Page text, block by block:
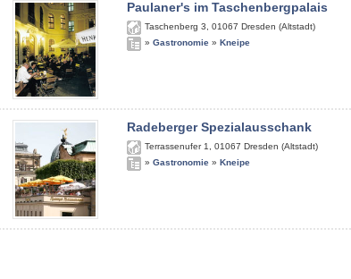
Paulaner's im Taschenbergpalais
Taschenberg 3 01067 Dresden (Altstadt)
» Gastronomie » Kneipe
Radeberger Spezialausschank
Terrassenufer 1 01067 Dresden (Altstadt)
» Gastronomie » Kneipe